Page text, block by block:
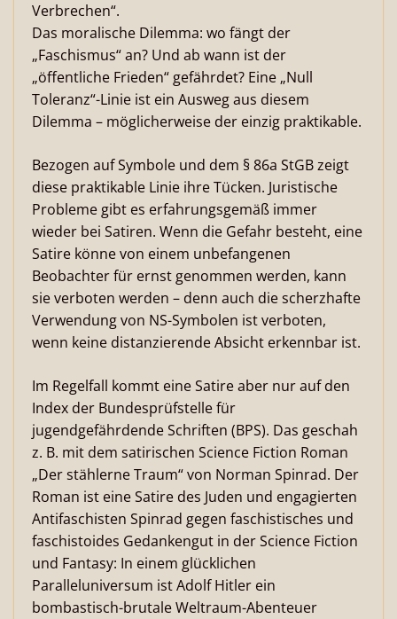
Verbrechen“.
Das moralische Dilemma: wo fängt der
„Faschismus“ an? Und ab wann ist der
„öffentliche Frieden“ gefährdet? Eine „Null
Toleranz“-Linie ist ein Ausweg aus diesem
Dilemma – möglicherweise der einzig praktikable.
Bezogen auf Symbole und dem § 86a StGB zeigt
diese praktikable Linie ihre Tücken. Juristische
Probleme gibt es erfahrungsgemäß immer
wieder bei Satiren. Wenn die Gefahr besteht, eine
Satire könne von einem unbefangenen
Beobachter für ernst genommen werden, kann
sie verboten werden – denn auch die scherzhafte
Verwendung von NS-Symbolen ist verboten,
wenn keine distanzierende Absicht erkennbar ist.
Im Regelfall kommt eine Satire aber nur auf den
Index der Bundesprüfstelle für
jugendgefährdende Schriften (BPS). Das geschah
z. B. mit dem satirischen Science Fiction Roman
„Der stählerne Traum“ von Norman Spinrad. Der
Roman ist eine Satire des Juden und engagierten
Antifaschisten Spinrad gegen faschistisches und
faschistoides Gedankengut in der Science Fiction
und Fantasy: In einem glücklichen
Paralleluniversum ist Adolf Hitler ein
bombastisch-brutale Weltraum-Abenteuer